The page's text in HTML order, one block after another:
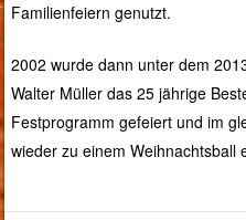
Familienfeiern genutzt.
2002 wurde dann unter dem
Walter Müller das 25 jährige
Festprogramm gefeiert und im
wieder zu einem Weihnachtsball